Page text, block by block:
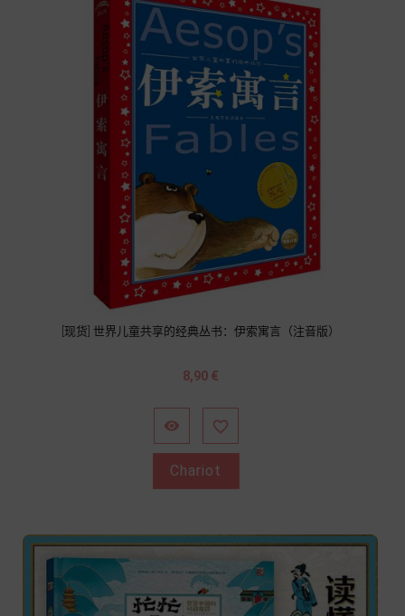
[现货] 世界儿童共享的经典丛书：伊索寓言（注音版）
Prix
8,90 €
 
Chariot